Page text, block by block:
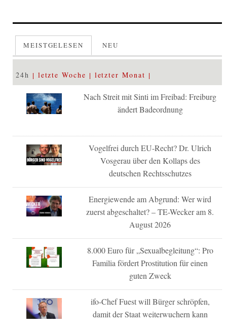
MEISTGELESEN NEU
24h letzte Woche letzter Monat
Nach Streit mit Sinti im Freibad: Freiburg
ändert Badeordnung
Vogelfrei durch EU-Recht? Dr. Ulrich
Vosgerau über den Kollaps des
deutschen Rechtsschutzes
Energiewende am Abgrund: Wer wird
zuerst abgeschaltet? – TE-Wecker am 8.
August 2026
8.000 Euro für „Sexualbegleitung“: Pro
Familia fördert Prostitution für einen
guten Zweck
ifo-Chef Fuest will Bürger schröpfen,
damit der Staat weiterwuchern kann